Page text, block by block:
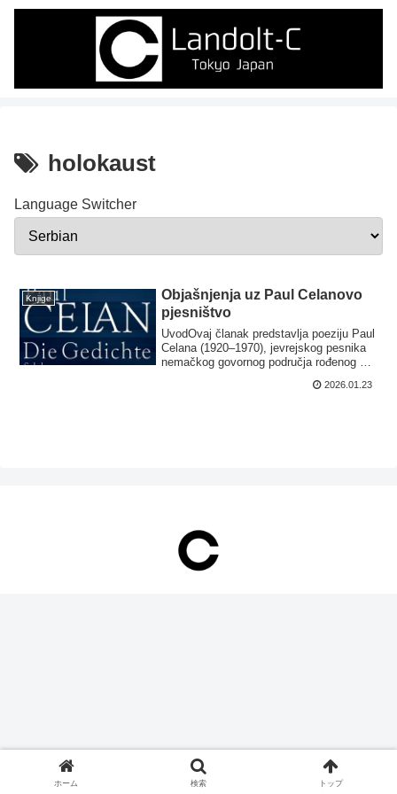
holokaust
Language Switcher
Knjige
Objašnjenja uz Paul Celanovo
pjesništvo
​Uvod​Ovaj članak predstavlja poeziju Paul
Celana (1920–1970), jevrejskog pesnika
nemačkog govornog područja rođenog u
2026.01.23
ホーム 検索 トップ